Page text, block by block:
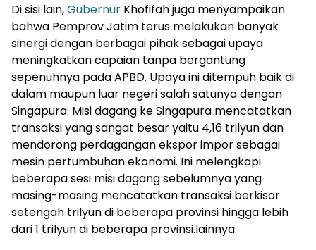
Di sisi lain,Gubernur Khofifah juga menyampaikan
bahwa Pemprov Jatim terus melakukan banyak
sinergi dengan berbagai pihak sebagai upaya
meningkatkan capaian tanpa bergantung
sepenuhnya pada APBD. Upaya ini ditempuh baik di
dalam maupun luar negeri salah satunya dengan
Singapura. Misi dagang ke Singapura mencatatkan
transaksi yang sangat besar yaitu 4,16 trilyun dan
mendorong perdagangan ekspor impor sebagai
mesin pertumbuhan ekonomi. Ini melengkapi
beberapa sesi misi dagang sebelumnya yang
masing-masing mencatatkan transaksi berkisar
setengah trilyun di beberapa provinsi hingga lebih
dari 1 trilyun di beberapa provinsi.lainnya.